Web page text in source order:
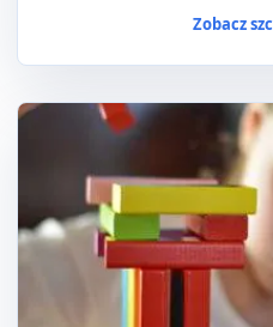
Zobacz